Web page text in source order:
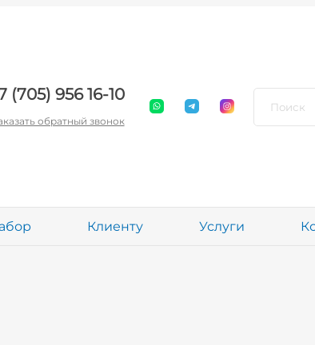
(705) 956 16-10
обратный звонок
Клиенту Услуги